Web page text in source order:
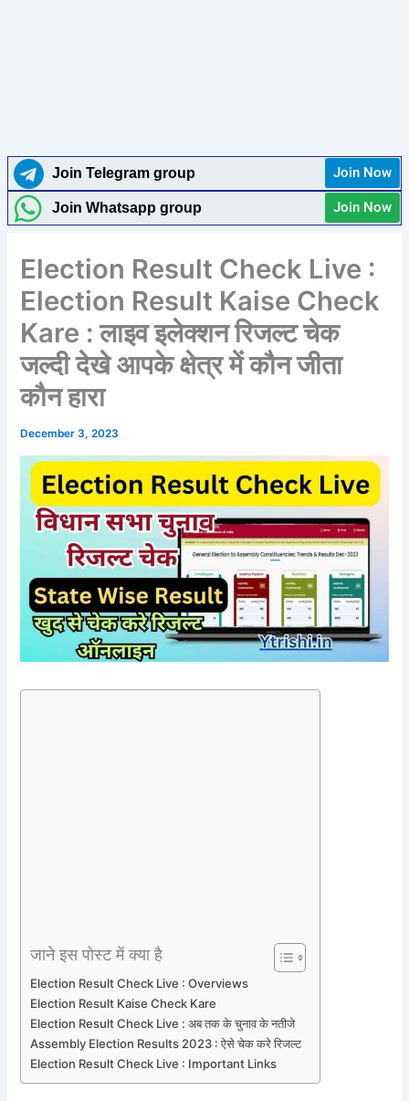
Join Telegram group Join Now
Join Whatsapp group Join Now
Election Result Check Live :
Election Result Kaise Check
Kare : लाइव इलेक्शन रिजल्ट चेक
जल्दी देखे आपके क्षेत्र में कौन जीता
कौन हारा
December 3, 2023
जाने इस पोस्ट में क्या है
Election Result Check Live : Overviews
Election Result Kaise Check Kare
Election Result Check Live : अब तक के चुनाव के नतीजे
Assembly Election Results 2023 : ऐसे चेक करे रिजल्ट
Election Result Check Live : Important Links